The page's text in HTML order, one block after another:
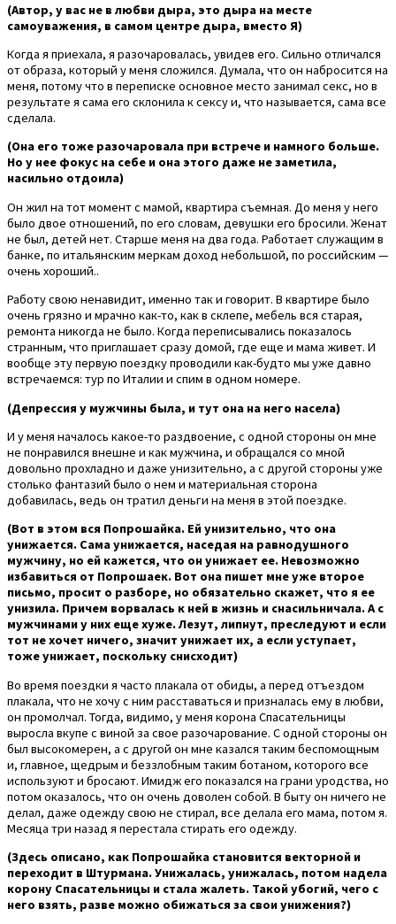
(Автор, у вас не в любви дыра, это дыра на месте
самоуважения, в самом центре дыра, вместо Я)
Когда я приехала, я разочаровалась, увидев его. Сильно отличался
от образа, который у меня сложился. Думала, что он набросится на
меня, потому что в переписке основное место занимал секс, но в
результате я сама его склонила к сексу и, что называется, сама все
сделала.
(Она его тоже разочаровала при встрече и намного больше.
Но у нее фокус на себе и она этого даже не заметила,
насильно отдоила)
Он жил на тот момент с мамой, квартира съемная. До меня у него
было двое отношений, по его словам, девушки его бросили. Женат
не был, детей нет. Старше меня на два года. Работает служащим в
банке, по итальянским меркам доход небольшой, по российским —
очень хороший..
Работу свою ненавидит, именно так и говорит. В квартире было
очень грязно и мрачно как-то, как в склепе, мебель вся старая,
ремонта никогда не было. Когда переписывались показалось
странным, что приглашает сразу домой, где еще и мама живет. И
вообще эту первую поездку проводили как-будто мы уже давно
встречаемся: тур по Италии и спим в одном номере.
(Депрессия у мужчины была, и тут она на него насела)
И у меня началось какое-то раздвоение, с одной стороны он мне
не понравился внешне и как мужчина, и обращался со мной
довольно прохладно и даже унизительно, а с другой стороны уже
столько фантазий было о нем и материальная сторона
добавилась, ведь он тратил деньги на меня в этой поездке.
(Вот в этом вся Попрошайка. Ей унизительно, что она
унижается. Сама унижается, наседая на равнодушного
мужчину, но ей кажется, что он унижает ее. Невозможно
избавиться от Попрошаек. Вот она пишет мне уже второе
письмо, просит о разборе, но обязательно скажет, что я ее
унизила. Причем ворвалась к ней в жизнь и снасильничала. А с
мужчинами у них еще хуже. Лезут, липнут, преследуют и если
тот не хочет ничего, значит унижает их, а если уступает,
тоже унижает, поскольку снисходит)
Во время поездки я часто плакала от обиды, а перед отъездом
плакала, что не хочу с ним расставаться и призналась ему в любви,
он промолчал. Тогда, видимо, у меня корона Спасательницы
выросла вкупе с виной за свое разочарование. С одной стороны он
был высокомерен, а с другой он мне казался таким беспомощным
и, главное, щедрым и беззлобным таким ботаном, которого все
используют и бросают. Имидж его показался на грани уродства, но
потом оказалось, что он очень доволен собой. В быту он ничего не
делал, даже одежду свою не стирал, все делала его мама, потом я.
Месяца три назад я перестала стирать его одежду.
(Здесь описано, как Попрошайка становится векторной и
переходит в Штурмана. Унижалась, унижалась, потом надела
корону Спасательницы и стала жалеть. Такой убогий, чего с
него взять, разве можно обижаться за свои унижения?)